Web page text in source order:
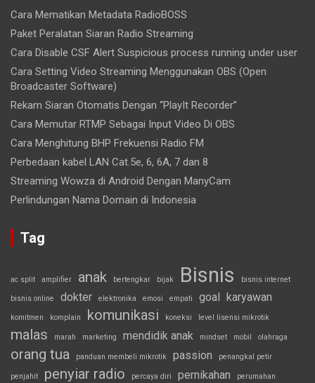
Cara Mematikan Metadata RadioBOSS
Paket Peralatan Siaran Radio Streaming
Cara Disable CSF Alert Suspicious process running under user
Cara Setting Video Streaming Menggunakan OBS (Open
Broadcaster Software)
Rekam Siaran Otomatis Dengan “PlayIt Recorder”
Cara Memutar RTMP Sebagai Input Video Di OBS
Cara Menghitung BHP Frekuensi Radio FM
Perbedaan kabel LAN Cat.5e, 6, 6A, 7 dan 8
Streaming Wowza di Android Dengan ManyCam
Perlindungan Nama Domain di Indonesia
Tag
ac split amplifier anak bertengkar bijak Bisnis bisnis internet
bisnis online dokter elektronika emosi empati goal karyawan
komitmen komplain komunikasi koneksi level lisensi mikrotik
malas marah marketing mendidik anak mindset mobil olahraga
orang tua panduan membeli mikrotik passion penangkal petir
penjahit penyiar radio percaya diri pernikahan perumahan